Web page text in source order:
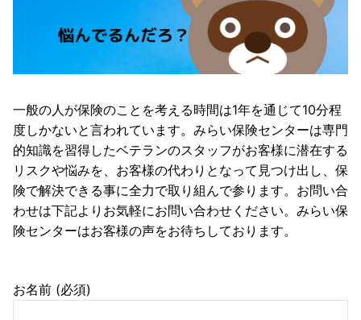
一般の人が保険のことを考える時間は1年を通じて10分程
度しかないと言われています。みらい保険センターは専門
的知識を習得したベテランのスタッフがお客様に潜在する
リスクや悩みを、お客様の代わりとなって見つけ出し、保
険で解決できる事に全力で取り組んで参ります。お問い合
わせは下記よりお気軽にお問い合わせください。みらい保
険センターはお客様の声をお待ちしております。
お名前 (必須)